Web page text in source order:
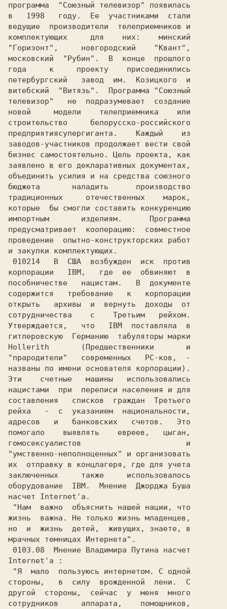
программа  "Союзный телевизор" появилась
в   1998   году.  Ее  участниками  стали
ведущие  производители  телеприемников и
комплектующих     для    них:    минский
"Горизонт",     новгородский    "Квант",
московский  "Рубин".  В  конце  прошлого
года     к     проекту    присоединились
петербургский   завод  им.  Козицкого  и
витебский  "Витязь".  Программа "Союзный
телевизор"   не  подразумевает  создание
строительство     белорусско-российского
предприятиясупергиганта.    Каждый    из
заводов-участников продолжает вести свой
бизнес самостоятельно. Цель проекта, как
заявлено в его декларативных документах,
объединить усилия и на средства союзного
бюджета       наладить      производство
традиционных     отечественных    марок,
которые  бы смогли составить конкуренцию
импортным       изделиям.      Программа
предусматривает  кооперацию:  совместное
проведение  опытно-конструкторских работ
и закупки комплектующих.
корпорации   IBM,   где  ее  обвиняют  в
пособничестве   нацистам.   В  документе
содержится   требование   к   корпорации
открыть   архивы  и  вернуть  доходы  от
сотрудничества    с    Третьим   рейхом.
Утверждается,   что   IBM  поставляла  в
гитлеровскую  Германию  табуляторы марки
"прародители"   современных   РС-ков,  -
названы по имени основателя корпорации).
Эти    счетные   машины   использовались
нацистами  при  переписи населения и для
составления   списков  граждан  Третьего
рейха   -  с  указанием  национальности,
адресов   и   банковских   счетов.   Это
помогало    выявлять    евреев,   цыган,
гомосексуалистов                       и
"умственно-неполноценных" и организовать
их  отправку в концлагеря, где для учета
заключенных     также     использовалось
оборудование  IBM.  Мнение  Джорджа Буша
насчет Internet'a.
жизнь  важна. Не только жизнь младенцев,
но  и  жизнь  детей,  живущих, знаете, в
мрачных темницах Интернета".
Internet'a :
другой  стороны,  сейчас  у  меня  много
сотрудников     аппарата,    помощников,